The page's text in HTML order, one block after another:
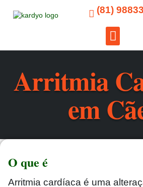
(81)
Arritmia
em
O que é
Arritmia cardíaca é uma